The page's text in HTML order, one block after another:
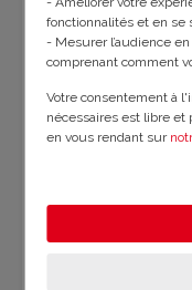
Nombre de
Nombre de salles de
fonctionnalités et en se
- Mesurer l’audience
comprenant comment
Votre consentement à
nécessaires est libre
en vous rendant sur